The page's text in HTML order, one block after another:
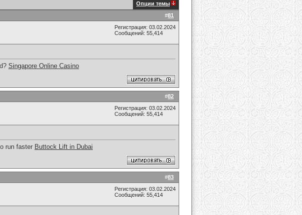
Опции темы
#81
Регистрация: 03.02.2024
Сообщений: 55,414
Singapore Online Casino
#82
Регистрация: 03.02.2024
Сообщений: 55,414
run faster Buttock Lift in Dubai
#83
Регистрация: 03.02.2024
Сообщений: 55,414